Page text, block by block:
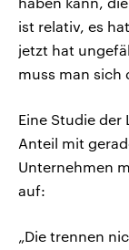
ist relativ, es
jetzt hat
muss man sich
Eine Studie der
Anteil mit
Unternehmen
auf:
„Die trennen